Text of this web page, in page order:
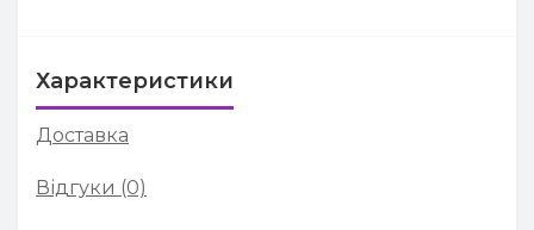
Характеристики
Доставка
Відгуки (0)